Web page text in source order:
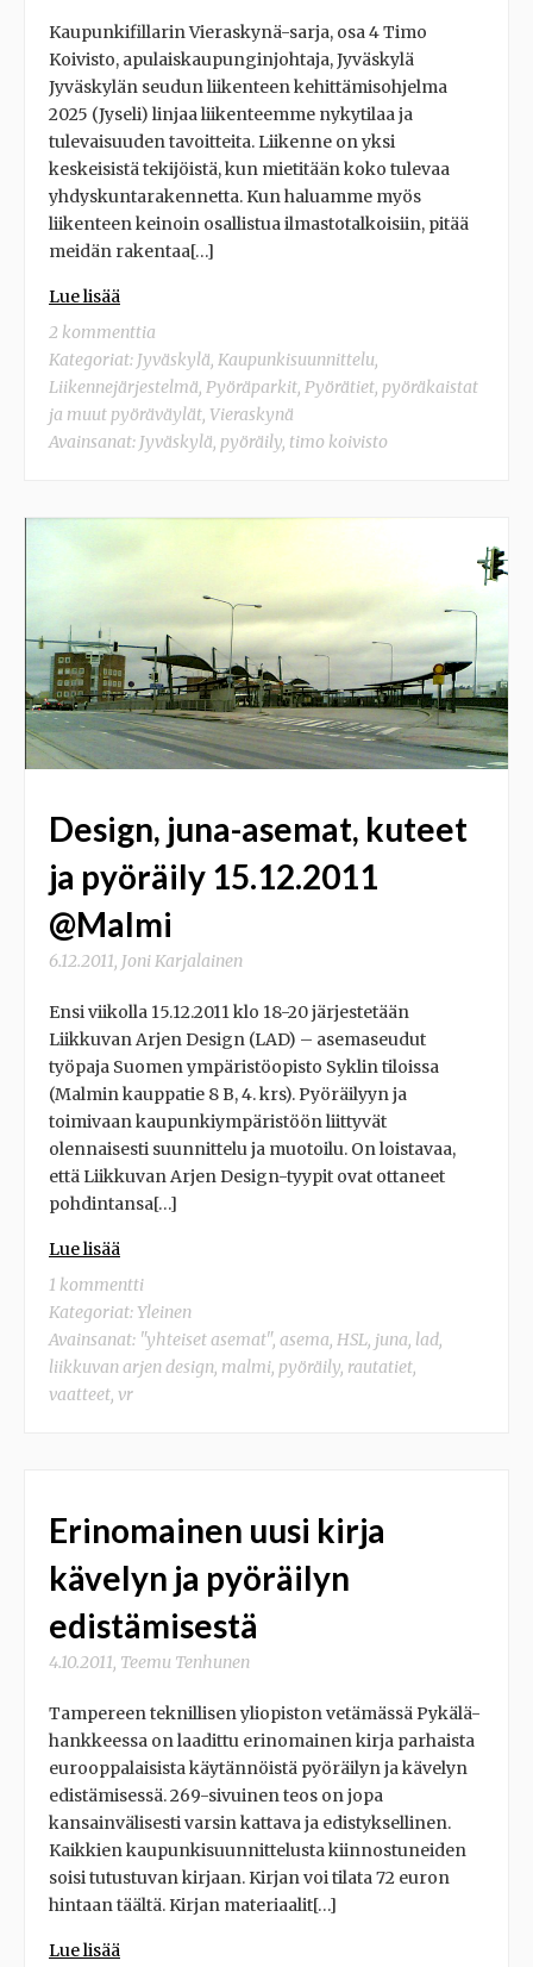
Kaupunkifillarin Vieraskynä-sarja, osa 4 Timo
Koivisto, apulaiskaupunginjohtaja, Jyväskylä
Jyväskylän seudun liikenteen kehittämisohjelma
2025 (Jyseli) linjaa liikenteemme nykytilaa ja
tulevaisuuden tavoitteita. Liikenne on yksi
keskeisistä tekijöistä, kun mietitään koko tulevaa
yhdyskuntarakennetta. Kun haluamme myös
liikenteen keinoin osallistua ilmastotalkoisiin, pitää
meidän rakentaa[…]
Lue lisää
2 kommenttia
Kategoriat: Jyväskylä, Kaupunkisuunnittelu,
Liikennejärjestelmä, Pyöräparkit, Pyörätiet, pyöräkaistat
ja muut pyöräväylät, Vieraskynä
Avainsanat: Jyväskylä, pyöräily, timo koivisto
Design, juna-asemat, kuteet
ja pyöräily 15.12.2011
@Malmi
6.12.2011, Joni Karjalainen
Ensi viikolla 15.12.2011 klo 18-20 järjestetään
Liikkuvan Arjen Design (LAD) – asemaseudut
työpaja Suomen ympäristöopisto Syklin tiloissa
(Malmin kauppatie 8 B, 4. krs). Pyöräilyyn ja
toimivaan kaupunkiympäristöön liittyvät
olennaisesti suunnittelu ja muotoilu. On loistavaa,
että Liikkuvan Arjen Design-tyypit ovat ottaneet
pohdintansa[…]
Lue lisää
1 kommentti
Kategoriat: Yleinen
Avainsanat: "yhteiset asemat", asema, HSL, juna, lad,
liikkuvan arjen design, malmi, pyöräily, rautatiet,
vaatteet, vr
Erinomainen uusi kirja
kävelyn ja pyöräilyn
edistämisestä
4.10.2011, Teemu Tenhunen
Tampereen teknillisen yliopiston vetämässä Pykälä-
hankkeessa on laadittu erinomainen kirja parhaista
eurooppalaisista käytännöistä pyöräilyn ja kävelyn
edistämisessä. 269-sivuinen teos on jopa
kansainvälisesti varsin kattava ja edistyksellinen.
Kaikkien kaupunkisuunnittelusta kiinnostuneiden
soisi tutustuvan kirjaan. Kirjan voi tilata 72 euron
hintaan täältä. Kirjan materiaalit[…]
Lue lisää